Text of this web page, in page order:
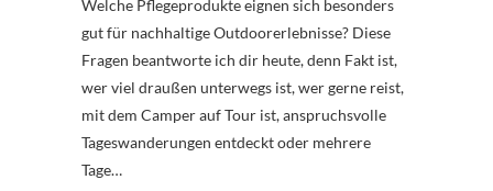
Welche Pflegeprodukte eignen sich besonders
gut für nachhaltige Outdoorerlebnisse? Diese
Fragen beantworte ich dir heute, denn Fakt ist,
wer viel draußen unterwegs ist, wer gerne reist,
mit dem Camper auf Tour ist, anspruchsvolle
Tageswanderungen entdeckt oder mehrere
Tage…